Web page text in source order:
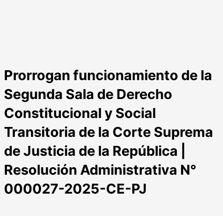
Prorrogan funcionamiento de la
Segunda Sala de Derecho
Constitucional y Social
Transitoria de la Corte Suprema
de Justicia de la República |
Resolución Administrativa N°
000027-2025-CE-PJ